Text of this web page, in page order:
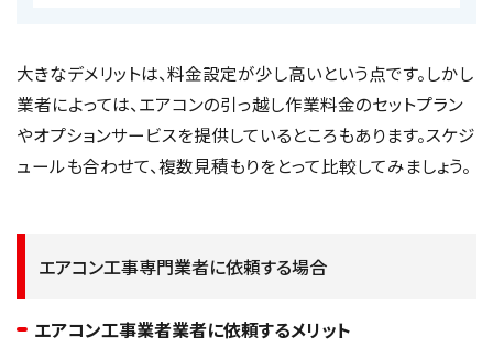
大きなデメリットは、料金設定が少し高いという点です。しかし
業者によっては、エアコンの引っ越し作業料金のセットプラン
やオプションサービスを提供しているところもあります。スケジ
ュールも合わせて、複数見積もりをとって比較してみましょう。
エアコン工事専門業者に依頼する場合
エアコン工事業者業者に依頼するメリット